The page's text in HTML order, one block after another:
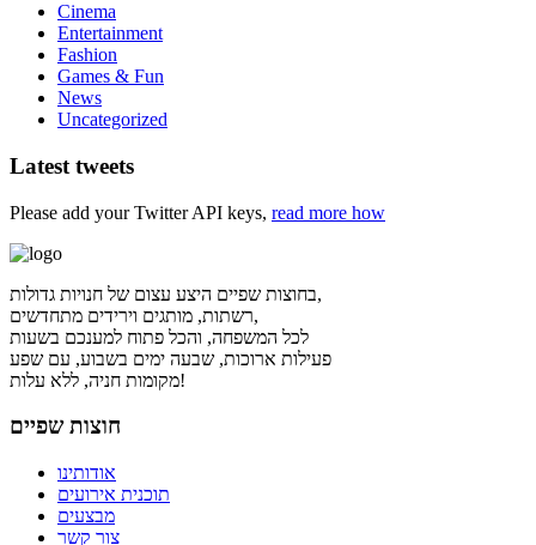
Cinema
Entertainment
Fashion
Games & Fun
News
Uncategorized
Latest tweets
Please add your Twitter API keys, read more how
בחוצות שפיים היצע עצום של חנויות גדולות,
רשתות, מותגים וירידים מתחדשים,
לכל המשפחה, והכל פתוח למענכם בשעות
פעילות ארוכות, שבעה ימים בשבוע, עם שפע
מקומות חניה, ללא עלות!
חוצות שפיים
אודותינו
תוכנית אירועים
מבצעים
צור קשר